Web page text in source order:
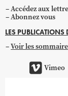
Accédez aux
Abonnez vous
LES PUBLICATIONS
Voir les
Vimeo